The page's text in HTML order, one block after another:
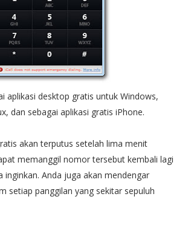
aplikasi desktop gratis untuk Windows,
dan sebagai aplikasi gratis iPhone.
akan terputus setelah lima menit
memanggil nomor tersebut kembali lagi
inginkan. Anda juga akan mendengar
setiap panggilan yang sekitar sepuluh